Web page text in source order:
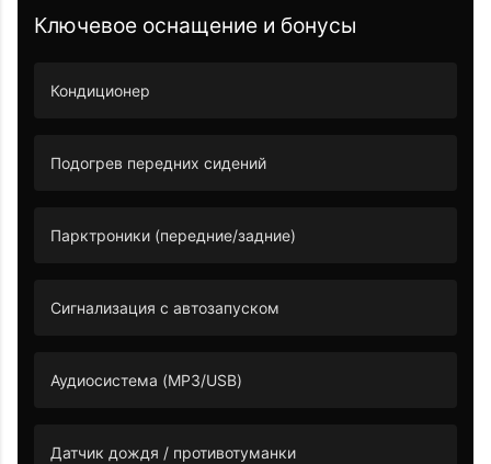
Ключевое оснащение и бонусы
Кондиционер
Подогрев передних сидений
Парктроники (передние/задние)
Сигнализация с автозапуском
Аудиосистема (MP3/USB)
Датчик дождя / противотуманки